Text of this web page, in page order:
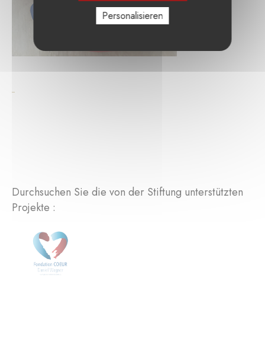
Durchsuchen Sie die von der Stiftung unterstützten
Projekte :
Personalisieren